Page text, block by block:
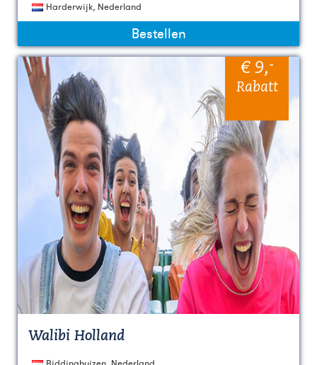
Harderwijk, Nederland
Bestellen
€ 9,-
Rabatt
Walibi Holland